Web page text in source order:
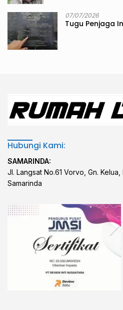
07/07/2026
Tugu Penjaga
Hubungi Kami:
SAMARINDA:
Jl. Langsat No.61 Vorvo, Gn. Kelua,
Samarinda